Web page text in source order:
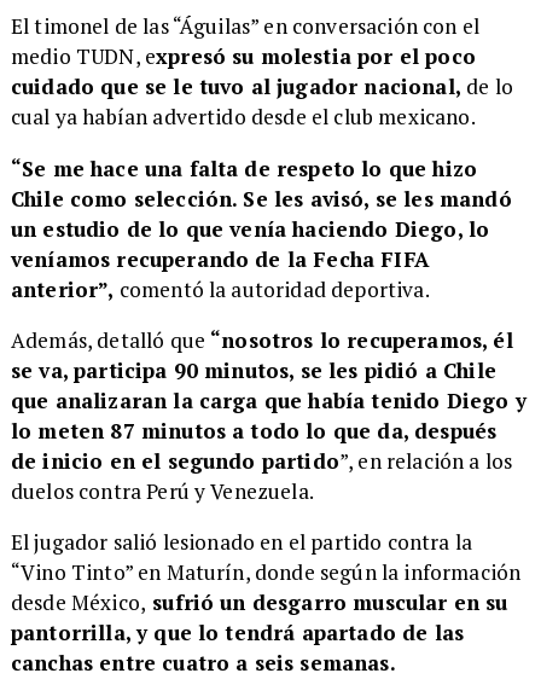
El timonel de las “Águilas” en conversación con el
medio TUDN, expresó su molestia por el poco
cuidado que se le tuvo al jugador nacional, de lo
cual ya habían advertido desde el club mexicano.
“Se me hace una falta de respeto lo que hizo
Chile como selección. Se les avisó, se les mandó
un estudio de lo que venía haciendo Diego, lo
veníamos recuperando de la Fecha FIFA
anterior”, comentó la autoridad deportiva.
Además, detalló que “nosotros lo recuperamos, él
se va, participa 90 minutos, se les pidió a Chile
que analizaran la carga que había tenido Diego y
lo meten 87 minutos a todo lo que da, después
de inicio en el segundo partido”, en relación a los
duelos contra Perú y Venezuela.
El jugador salió lesionado en el partido contra la
“Vino Tinto” en Maturín, donde según la información
desde México, sufrió un desgarro muscular en su
pantorrilla, y que lo tendrá apartado de las
canchas entre cuatro a seis semanas.